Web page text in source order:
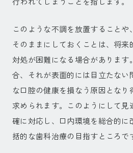
このような不調を放置すること
そのままにしておくことは、将
対処が困難になる場合がありま
合、それが表面的には目立たない
な口腔の健康を損なう原因とな
求められます。このようにして見
確に対応し、口内環境を総合的に
括的な歯科治療の目指すところで